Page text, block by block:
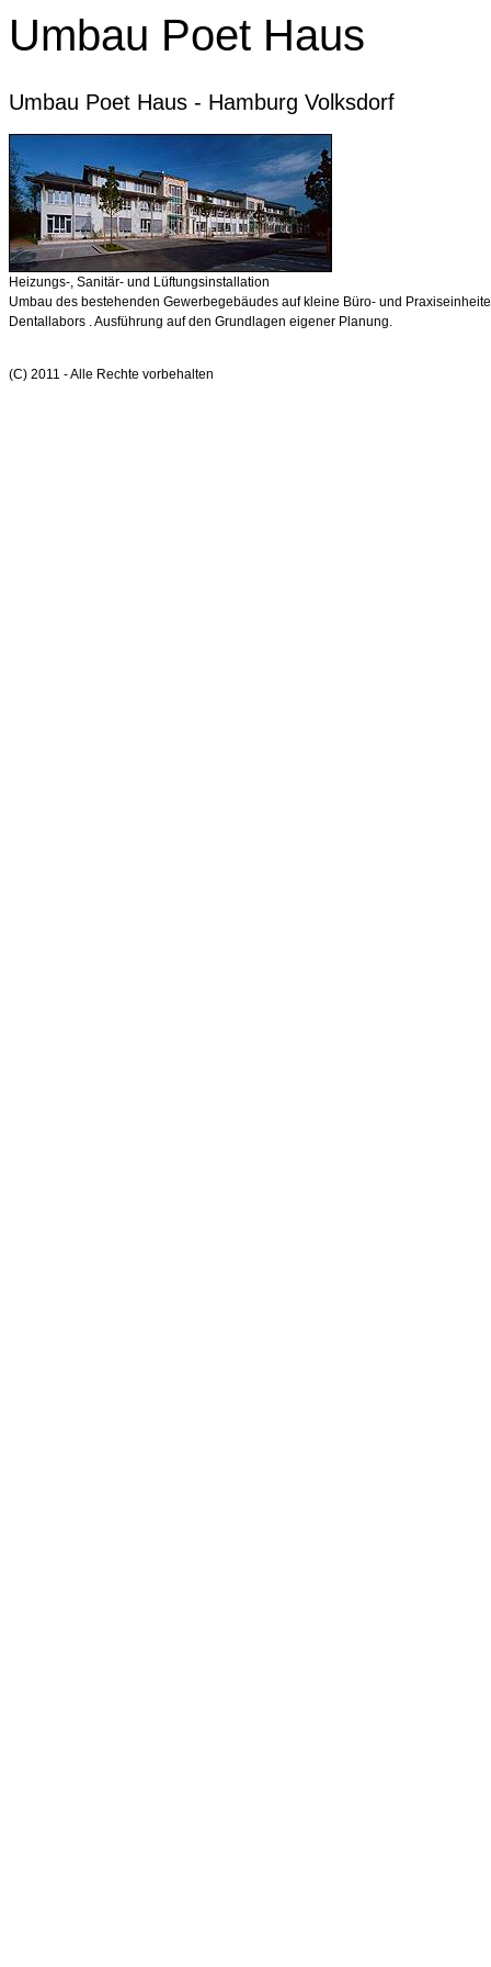
Umbau Poet Haus
Umbau Poet Haus - Hamburg Volksdorf
Heizungs-, Sanitär- und Lüftungsinstallation
Umbau des bestehenden Gewerbegebäudes auf kleine Büro- und
Dentallabors . Ausführung auf den Grundlagen eigener Planung.
(C) 2011 - Alle Rechte vorbehalten